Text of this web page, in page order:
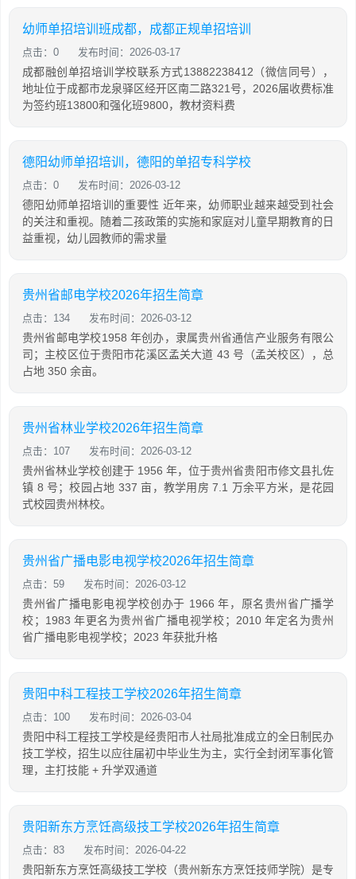
幼师单招培训班成都，成都正规单招培训
点击：0 发布时间：2026-03-17
成都融创单招培训学校联系方式13882238412（微信同号），
地址位于成都市龙泉驿区经开区南二路321号，2026届收费标准
为签约班13800和强化班9800，教材资料费
德阳幼师单招培训，德阳的单招专科学校
点击：0 发布时间：2026-03-12
德阳幼师单招培训的重要性 近年来，幼师职业越来越受到社会
的关注和重视。随着二孩政策的实施和家庭对儿童早期教育的日
益重视，幼儿园教师的需求量
贵州省邮电学校2026年招生简章
点击：134 发布时间：2026-03-12
贵州省邮电学校1958 年创办，隶属贵州省通信产业服务有限公
司；主校区位于贵阳市花溪区孟关大道 43 号（孟关校区），总
占地 350 余亩。
贵州省林业学校2026年招生简章
点击：107 发布时间：2026-03-12
贵州省林业学校创建于 1956 年，位于贵州省贵阳市修文县扎佐
镇 8 号；校园占地 337 亩，教学用房 7.1 万余平方米，是花园
式校园贵州林校。
贵州省广播电影电视学校2026年招生简章
点击：59 发布时间：2026-03-12
贵州省广播电影电视学校创办于 1966 年，原名贵州省广播学
校；1983 年更名为贵州省广播电视学校；2010 年定名为贵州
省广播电影电视学校；2023 年获批升格
贵阳中科工程技工学校2026年招生简章
点击：100 发布时间：2026-03-04
贵阳中科工程技工学校是经贵阳市人社局批准成立的全日制民办
技工学校，招生以应往届初中毕业生为主，实行全封闭军事化管
理，主打技能 + 升学双通道
贵阳新东方烹饪高级技工学校2026年招生简章
点击：83 发布时间：2026-04-22
贵阳新东方烹饪高级技工学校（贵州新东方烹饪技师学院）是专